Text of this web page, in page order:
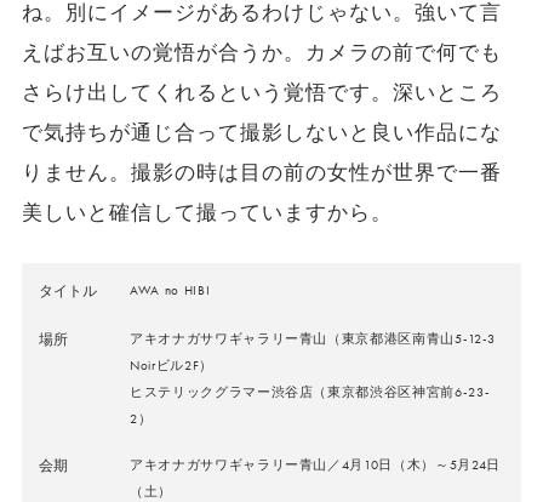
ね。別にイメージがあるわけじゃない。強いて言
えばお互いの覚悟が合うか。カメラの前で何でも
さらけ出してくれるという覚悟です。深いところ
で気持ちが通じ合って撮影しないと良い作品にな
りません。撮影の時は目の前の女性が世界で一番
美しいと確信して撮っていますから。
タイトル AWA no HIBI
場所
アキオナガサワギャラリー青山（東京都港区南青山5-12-3
Noirビル2F）
ヒステリックグラマー渋谷店（東京都渋谷区神宮前6-23-
2）
会期
アキオナガサワギャラリー青山／4月10日（木）～5月24日
（土）